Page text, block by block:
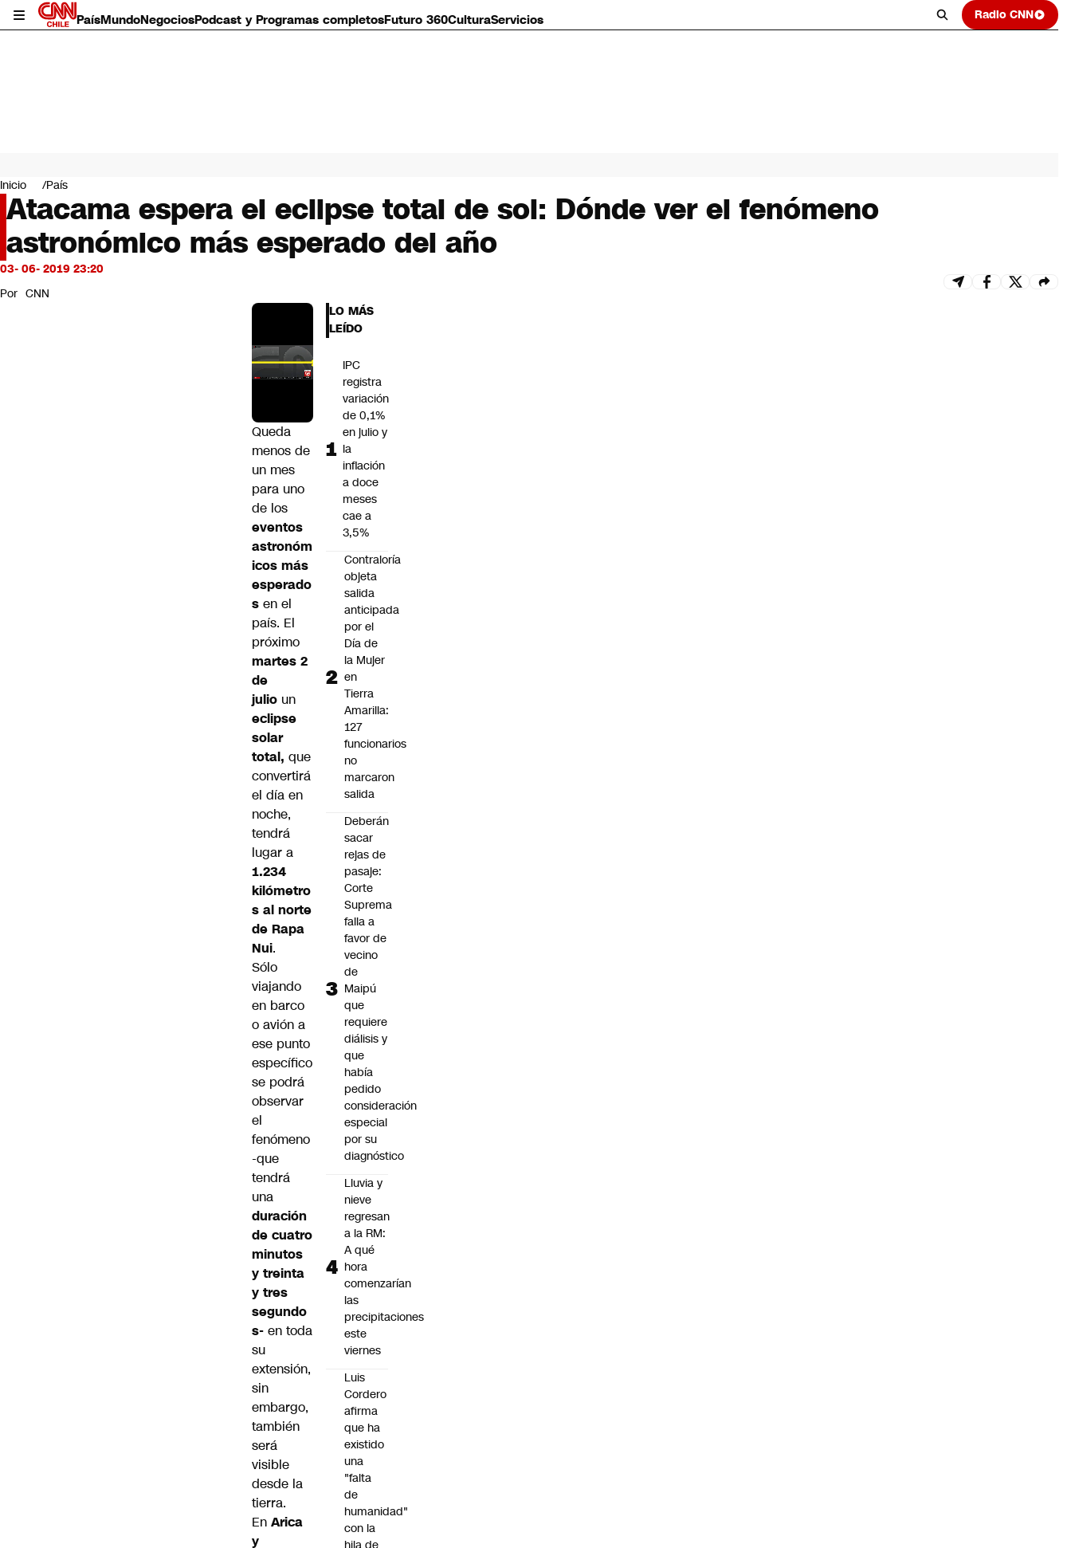
PaísMundoNegociosPodcast y Programas completosFuturo 360CulturaServicios Radio CNN
Mundo
Negocios
Deportes
Programas completos
Cultura
Servicios
Bits
CNN Data
Inicio País
Atacama espera el eclipse total de sol: Dónde ver el fenómeno
astronómico más esperado del año
03- 06- 2019 23:20
Por CNN
Queda
menos de
un mes
para uno
de los
eventos
astronóm
icos más
esperado
s en el
país. El
próximo
martes 2
de
julio un
eclipse
solar
total, que
convertirá
el día en
noche,
tendrá
lugar a
1.234
kilómetro
s al norte
de Rapa
Nui.
Sólo
viajando
en barco
o avión a
ese punto
específico
se podrá
observar
el
fenómeno
-que
tendrá
una
duración
de cuatro
minutos
y treinta
y tres
segundo
s- en toda
su
extensión,
sin
embargo,
también
será
visible
desde la
tierra.
En Arica
y
LO MÁS
LEÍDO
IPC
registra
variación
de 0,1%
en julio y
la
inflación
a doce
meses
cae a
3,5%
Contraloría
objeta
salida
anticipada
por el
Día de
la Mujer
en
Tierra
Amarilla:
127
funcionarios
no
marcaron
salida
Deberán
sacar
rejas de
pasaje:
Corte
Suprema
falla a
favor de
vecino
de
Maipú
que
requiere
diálisis y
que
había
pedido
consideración
especial
por su
diagnóstico
Lluvia y
nieve
regresan
a la RM:
A qué
hora
comenzarían
las
precipitaciones
este
viernes
Luis
Cordero
afirma
que ha
existido
una
"falta
de
humanidad"
con la